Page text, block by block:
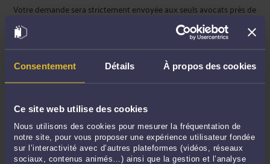
Consentement Détails À propos des cookies
Ce site web utilise des cookies
Nous utilisons des cookies pour mesurer la fréquentation de
notre site, pour vous proposer une expérience utilisateur fondée
sur l’interactivité avec d’autres plateformes (vidéos, réseaux
sociaux, contenus animés…) ainsi que la gestion et l’analyse
Votre demande sera strictement envoyée aux seuls avocats près de
chez vous pratiquant le Droit immobilier. Vous pourrez recevoir
jusqu'à 5 devis qui vous feront état des prestations et du coût de
l'avocat pour la rédaction d'un bail d'habitation. Ensuite, libre à vous
de contacter l'avocat de votre choix, en toute confidentialité.
VOIR ÉGALEMENT COMBIEN COÛTE UN
AVOCAT POUR LES AUTRES MISSIONS
DANS LA CATÉGORIE : DROIT IMMOBILIER